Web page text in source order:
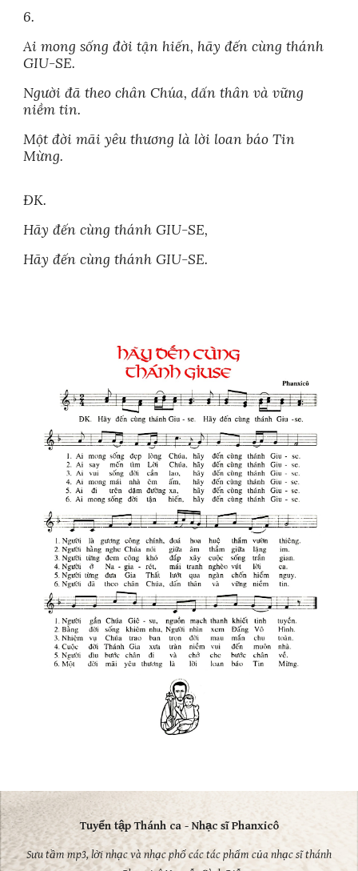
6.
Ai mong sống đời tận hiến, hãy đến cùng thánh
GIU-SE.
Người đã theo chân Chúa, dấn thân và vững
niềm tin.
Một đời mãi yêu thương là lời loan báo Tin
Mừng.
ĐK.
Hãy đến cùng thánh GIU-SE,
Hãy đến cùng thánh GIU-SE.
Tuyển tập Thánh ca - Nhạc sĩ Phanxicô
Sưu tầm mp3, lời nhạc và nhạc phổ các tác phẩm của nhạc sĩ thánh